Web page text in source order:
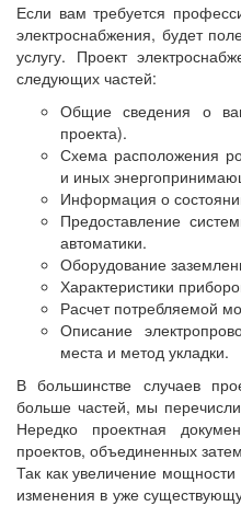
Если вам требуется
электроснабжения, будет
услугу. Проект
следующих частей:
Общие сведения о
проекта).
Схема расположения
и иных
Информация о
Предоставление
автоматики.
Оборудование
Характеристики
Расчет потребляемой
Описание
места и метод укладки.
В большинстве случаев
больше частей, мы
Нередко проектная
проектов, объединенных
Так как увеличение
изменения в уже